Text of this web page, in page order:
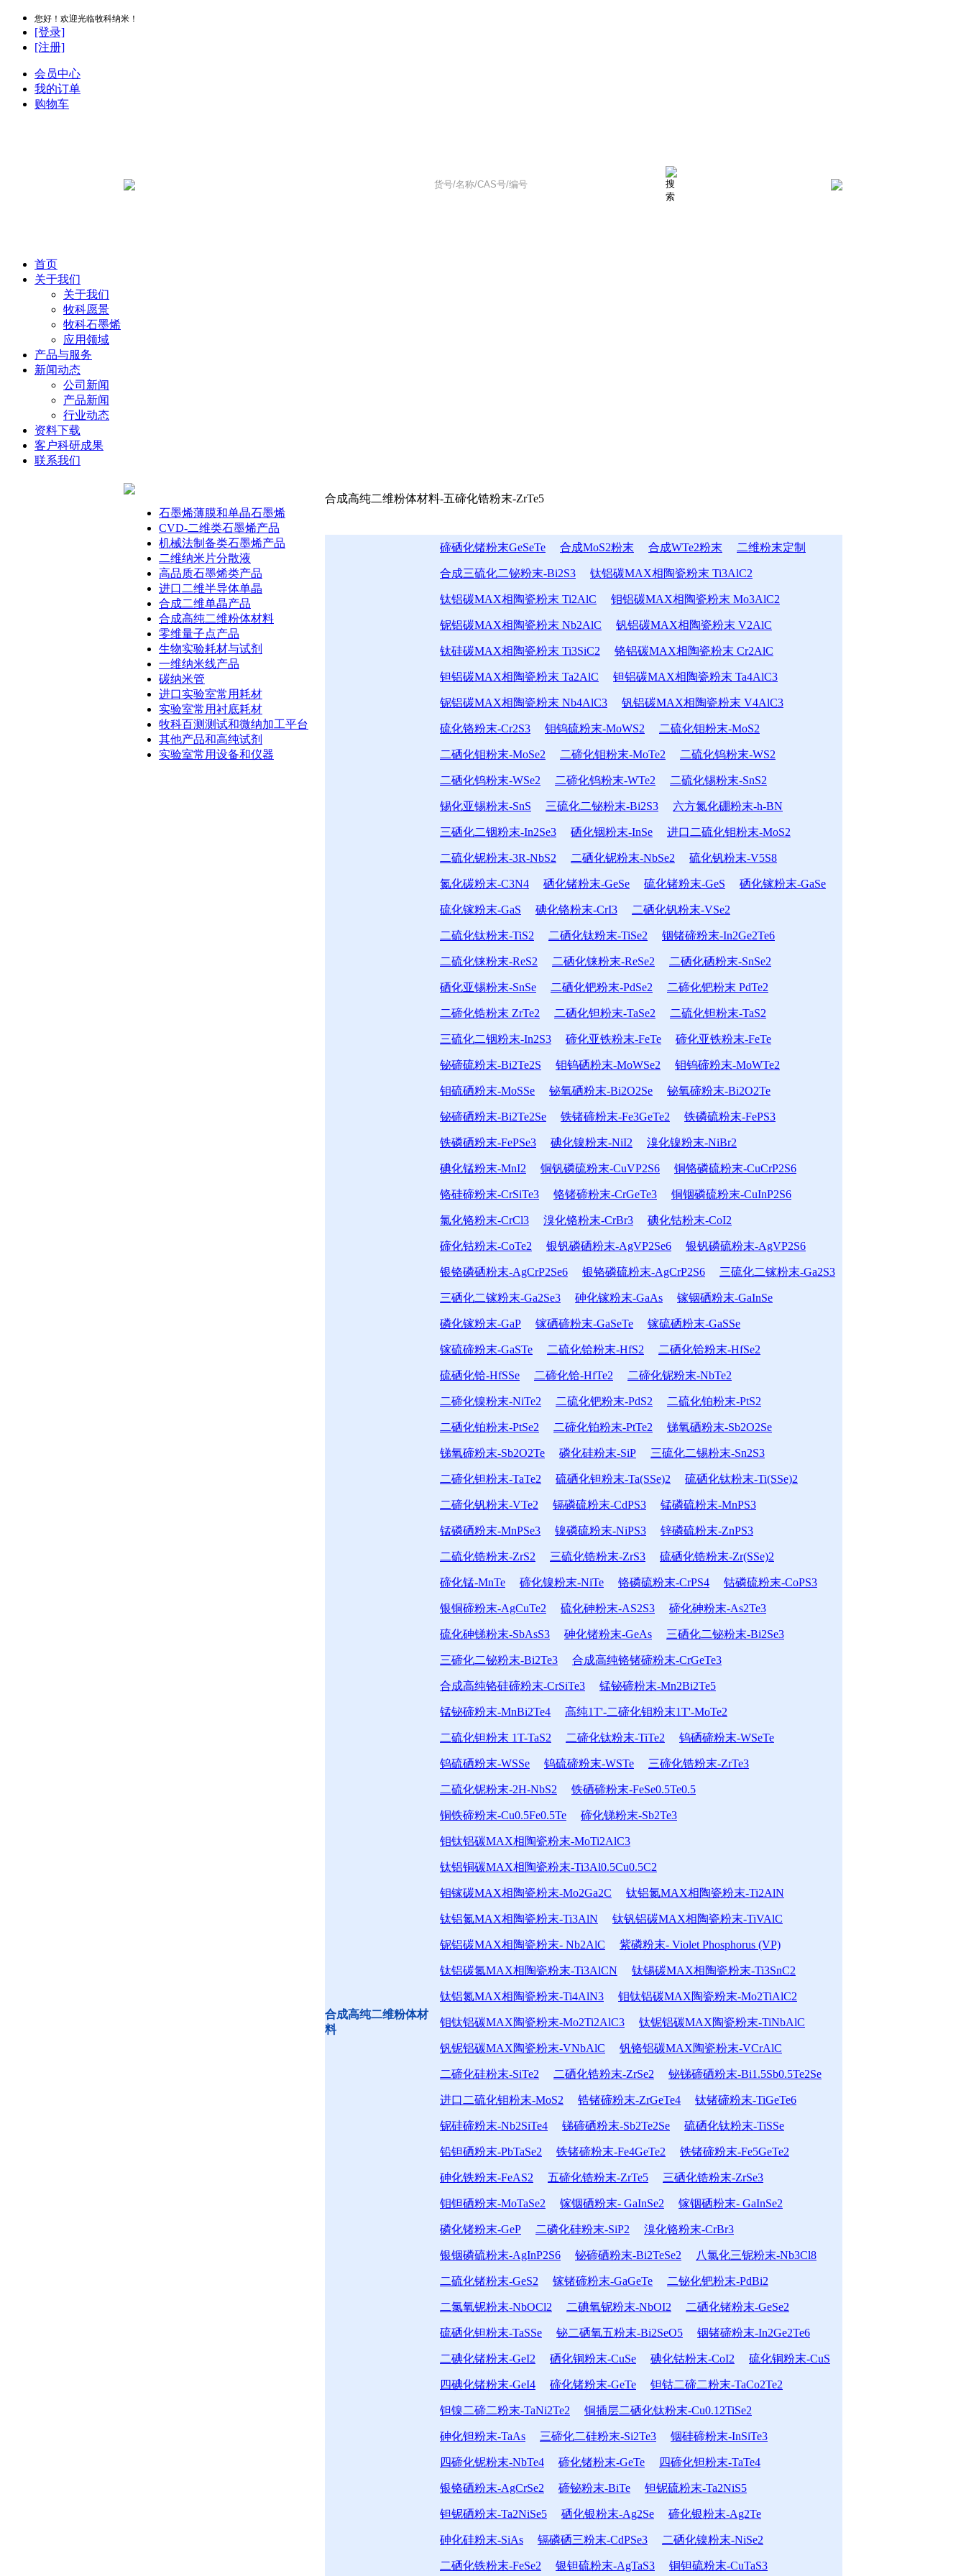
您好！欢迎光临牧科纳米！
[登录]
[注册]
会员中心
我的订单
购物车
首页
关于我们
关于我们
牧科愿景
牧科石墨烯
应用领域
产品与服务
新闻动态
公司新闻
产品新闻
行业动态
资料下载
客户科研成果
联系我们
石墨烯薄膜和单晶石墨烯
CVD-二维类石墨烯产品
机械法制备类石墨烯产品
二维纳米片分散液
高品质石墨烯类产品
进口二维半导体单晶
合成二维单晶产品
合成高纯二维粉体材料
零维量子点产品
生物实验耗材与试剂
一维纳米线产品
碳纳米管
进口实验室常用耗材
实验室常用衬底耗材
牧科百测测试和微纳加工平台
其他产品和高纯试剂
实验室常用设备和仪器
合成高纯二维粉体材料-五碲化锆粉末-ZrTe5
合成高纯二维粉体材
料
碲硒化锗粉末GeSeTe 合成MoS2粉末 合成WTe2粉末 二维粉末定制
合成三硫化二铋粉末-Bi2S3 钛铝碳MAX相陶瓷粉末 Ti3AlC2
钛铝碳MAX相陶瓷粉末 Ti2AlC 钼铝碳MAX相陶瓷粉末 Mo3AlC2
铌铝碳MAX相陶瓷粉末 Nb2AlC 钒铝碳MAX相陶瓷粉末 V2AlC
钛硅碳MAX相陶瓷粉末 Ti3SiC2 铬铝碳MAX相陶瓷粉末 Cr2AlC
钽铝碳MAX相陶瓷粉末 Ta2AlC 钽铝碳MAX相陶瓷粉末 Ta4AlC3
铌铝碳MAX相陶瓷粉末 Nb4AlC3 钒铝碳MAX相陶瓷粉末 V4AlC3
硫化铬粉末-Cr2S3 钼钨硫粉末-MoWS2 二硫化钼粉末-MoS2
二硒化钼粉末-MoSe2 二碲化钼粉末-MoTe2 二硫化钨粉末-WS2
二硒化钨粉末-WSe2 二碲化钨粉末-WTe2 二硫化锡粉末-SnS2
锡化亚锡粉末-SnS 三硫化二铋粉末-Bi2S3 六方氮化硼粉末-h-BN
三硒化二铟粉末-In2Se3 硒化铟粉末-InSe 进口二硫化钼粉末-MoS2
二硫化铌粉末-3R-NbS2 二硒化铌粉末-NbSe2 硫化钒粉末-V5S8
氮化碳粉末-C3N4 硒化锗粉末-GeSe 硫化锗粉末-GeS 硒化镓粉末-GaSe
硫化镓粉末-GaS 碘化铬粉末-CrI3 二硒化钒粉末-VSe2
二硫化钛粉末-TiS2 二硒化钛粉末-TiSe2 铟锗碲粉末-In2Ge2Te6
二硫化铼粉末-ReS2 二硒化铼粉末-ReSe2 二硒化硒粉末-SnSe2
硒化亚锡粉末-SnSe 二硒化钯粉末-PdSe2 二碲化钯粉末 PdTe2
二碲化锆粉末 ZrTe2 二硒化钽粉末-TaSe2 二硫化钽粉末-TaS2
三硫化二铟粉末-In2S3 碲化亚铁粉末-FeTe 碲化亚铁粉末-FeTe
铋碲硫粉末-Bi2Te2S 钼钨硒粉末-MoWSe2 钼钨碲粉末-MoWTe2
钼硫硒粉末-MoSSe 铋氧硒粉末-Bi2O2Se 铋氧碲粉末-Bi2O2Te
铋碲硒粉末-Bi2Te2Se 铁锗碲粉末-Fe3GeTe2 铁磷硫粉末-FePS3
铁磷硒粉末-FePSe3 碘化镍粉末-NiI2 溴化镍粉末-NiBr2
碘化锰粉末-MnI2 铜钒磷硫粉末-CuVP2S6 铜铬磷硫粉末-CuCrP2S6
铬硅碲粉末-CrSiTe3 铬锗碲粉末-CrGeTe3 铜铟磷硫粉末-CuInP2S6
氯化铬粉末-CrCl3 溴化铬粉末-CrBr3 碘化钴粉末-CoI2
碲化钴粉末-CoTe2 银钒磷硒粉末-AgVP2Se6 银钒磷硫粉末-AgVP2S6
银铬磷硒粉末-AgCrP2Se6 银铬磷硫粉末-AgCrP2S6 三硫化二镓粉末-Ga2S3
三硒化二镓粉末-Ga2Se3 砷化镓粉末-GaAs 镓铟硒粉末-GaInSe
磷化镓粉末-GaP 镓硒碲粉末-GaSeTe 镓硫硒粉末-GaSSe
镓硫碲粉末-GaSTe 二硫化铪粉末-HfS2 二硒化铪粉末-HfSe2
硫硒化铪-HfSSe 二碲化铪-HfTe2 二碲化铌粉末-NbTe2
二碲化镍粉末-NiTe2 二硫化钯粉末-PdS2 二硫化铂粉末-PtS2
二硒化铂粉末-PtSe2 二碲化铂粉末-PtTe2 锑氧硒粉末-Sb2O2Se
锑氧碲粉末-Sb2O2Te 磷化硅粉末-SiP 三硫化二锡粉末-Sn2S3
二碲化钽粉末-TaTe2 硫硒化钽粉末-Ta(SSe)2 硫硒化钛粉末-Ti(SSe)2
二碲化钒粉末-VTe2 镉磷硫粉末-CdPS3 锰磷硫粉末-MnPS3
锰磷硒粉末-MnPSe3 镍磷硫粉末-NiPS3 锌磷硫粉末-ZnPS3
二硫化锆粉末-ZrS2 三硫化锆粉末-ZrS3 硫硒化锆粉末-Zr(SSe)2
碲化锰-MnTe 碲化镍粉末-NiTe 铬磷硫粉末-CrPS4 钴磷硫粉末-CoPS3
银铜碲粉末-AgCuTe2 硫化砷粉末-AS2S3 碲化砷粉末-As2Te3
硫化砷锑粉末-SbAsS3 砷化锗粉末-GeAs 三硒化二铋粉末-Bi2Se3
三碲化二铋粉末-Bi2Te3 合成高纯铬锗碲粉末-CrGeTe3
合成高纯铬硅碲粉末-CrSiTe3 锰铋碲粉末-Mn2Bi2Te5
锰铋碲粉末-MnBi2Te4 高纯1T'-二碲化钼粉末1T'-MoTe2
二硫化钽粉末 1T-TaS2 二碲化钛粉末-TiTe2 钨硒碲粉末-WSeTe
钨硫硒粉末-WSSe 钨硫碲粉末-WSTe 三碲化锆粉末-ZrTe3
二硫化铌粉末-2H-NbS2 铁硒碲粉末-FeSe0.5Te0.5
铜铁碲粉末-Cu0.5Fe0.5Te 碲化锑粉末-Sb2Te3
钼钛铝碳MAX相陶瓷粉末-MoTi2AlC3
钛铝铜碳MAX相陶瓷粉末-Ti3Al0.5Cu0.5C2
钼镓碳MAX相陶瓷粉末-Mo2Ga2C 钛铝氮MAX相陶瓷粉末-Ti2AlN
钛铝氮MAX相陶瓷粉末-Ti3AlN 钛钒铝碳MAX相陶瓷粉末-TiVAlC
铌铝碳MAX相陶瓷粉末- Nb2AlC 紫磷粉末- Violet Phosphorus (VP)
钛铝碳氮MAX相陶瓷粉末-Ti3AlCN 钛锡碳MAX相陶瓷粉末-Ti3SnC2
钛铝氮MAX相陶瓷粉末-Ti4AlN3 钼钛铝碳MAX陶瓷粉末-Mo2TiAlC2
钼钛铝碳MAX陶瓷粉末-Mo2Ti2AlC3 钛铌铝碳MAX陶瓷粉末-TiNbAlC
钒铌铝碳MAX陶瓷粉末-VNbAlC 钒铬铝碳MAX陶瓷粉末-VCrAlC
二碲化硅粉末-SiTe2 二硒化锆粉末-ZrSe2 铋锑碲硒粉末-Bi1.5Sb0.5Te2Se
进口二硫化钼粉末-MoS2 锆锗碲粉末-ZrGeTe4 钛锗碲粉末-TiGeTe6
铌硅碲粉末-Nb2SiTe4 锑碲硒粉末-Sb2Te2Se 硫硒化钛粉末-TiSSe
铅钽硒粉末-PbTaSe2 铁锗碲粉末-Fe4GeTe2 铁锗碲粉末-Fe5GeTe2
砷化铁粉末-FeAS2 五碲化锆粉末-ZrTe5 三硒化锆粉末-ZrSe3
钼钽硒粉末-MoTaSe2 镓铟硒粉末- GaInSe2 镓铟硒粉末- GaInSe2
磷化锗粉末-GeP 二磷化硅粉末-SiP2 溴化铬粉末-CrBr3
银铟磷硫粉末-AgInP2S6 铋碲硒粉末-Bi2TeSe2 八氯化三铌粉末-Nb3Cl8
二硫化锗粉末-GeS2 镓锗碲粉末-GaGeTe 二铋化钯粉末-PdBi2
二氯氧铌粉末-NbOCl2 二碘氧铌粉末-NbOI2 二硒化锗粉末-GeSe2
硫硒化钽粉末-TaSSe 铋二硒氧五粉末-Bi2SeO5 铟锗碲粉末-In2Ge2Te6
二碘化锗粉末-GeI2 硒化铜粉末-CuSe 碘化钴粉末-CoI2 硫化铜粉末-CuS
四碘化锗粉末-GeI4 碲化锗粉末-GeTe 钽钴二碲二粉末-TaCo2Te2
钽镍二碲二粉末-TaNi2Te2 铜插层二硒化钛粉末-Cu0.12TiSe2
砷化钽粉末-TaAs 三碲化二硅粉末-Si2Te3 铟硅碲粉末-InSiTe3
四碲化铌粉末-NbTe4 碲化锗粉末-GeTe 四碲化钽粉末-TaTe4
银铬硒粉末-AgCrSe2 碲铋粉末-BiTe 钽铌硫粉末-Ta2NiS5
钽铌硒粉末-Ta2NiSe5 硒化银粉末-Ag2Se 碲化银粉末-Ag2Te
砷化硅粉末-SiAs 镉磷硒三粉末-CdPSe3 二硒化镍粉末-NiSe2
二硒化铁粉末-FeSe2 银钽硫粉末-AgTaS3 铜钽硫粉末-CuTaS3